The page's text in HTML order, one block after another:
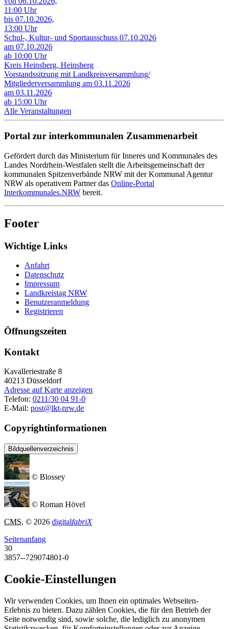
11:00 Uhr
bis 07.10.2026,
13:00 Uhr
Schul-, Kultur- und Sportausschuss 07.10.2026
am 07.10.2026
ab 10:00 Uhr
Kreis Heinsberg, Heinsberg
Vorstandssitzung mit Landkreisversammlung/
Mitgliederversammlung am 03.11.2026
am 03.11.2026
ab 15:00 Uhr
Alle Veranstaltungen
Portal zur interkommunalen Zusammenarbeit
Gefördert durch das Ministerium für Inneres und Kommunales des
Landes Nordrhein-Westfalen stellt die Arbeitsgemeinschaft der
kommunalen Spitzenverbände NRW mit der Kommunal Agentur
NRW als operativem Partner das Online-Portal
Interkommunales.NRW bereit.
Footer
Wichtige Links
Anfahrt
Datenschutz
Impressum
Landkreistag NRW
Benutzeranmeldung
Registrieren
Öffnungszeiten
Kontakt
Kavalleriestraße 8
40213 Düsseldorf
Adresse auf Karte anzeigen
Telefon: 0211/30 04 91-0
E-Mail: post@lkt-nrw.de
Copyrightinformationen
Bildquellenverzeichnis
© Blossey
© Roman Hövel
CMS, © 2026 digitalfabriX
Seitenanfang
30
3857--729074801-0
Cookie-Einstellungen
Wir verwenden Cookies, um Ihnen ein optimales Webseiten-
Erlebnis zu bieten. Dazu zählen Cookies, die für den Betrieb der
Seite notwendig sind, sowie solche, die lediglich zu anonymen